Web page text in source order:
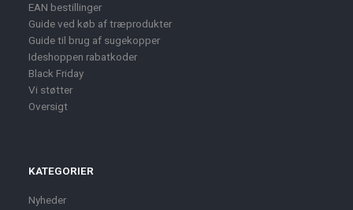
EAN bestillinger
Guide ved køb af træprodukter
Guide til brug af sugekopper
Ideshoppen rabatkoder
Black Friday
Vi støtter
Oversigt
KATEGORIER
Nyheder